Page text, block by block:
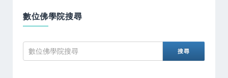
數位佛學院搜尋